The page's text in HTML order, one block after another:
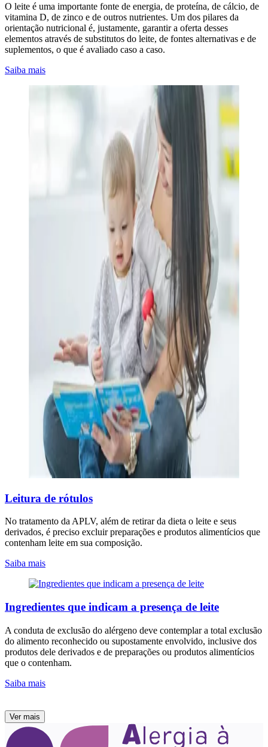
O leite é uma importante fonte de energia, de proteína, de cálcio, de
vitamina D, de zinco e de outros nutrientes. Um dos pilares da
orientação nutricional é, justamente, garantir a oferta desses
elementos através de substitutos do leite, de fontes alternativas e de
suplementos, o que é avaliado caso a caso.
Saiba mais
Leitura de rótulos
No tratamento da APLV, além de retirar da dieta o leite e seus
derivados, é preciso excluir preparações e produtos alimentícios que
contenham leite em sua composição.
Saiba mais
Ingredientes que indicam a presença de leite
A conduta de exclusão do alérgeno deve contemplar a total exclusão
do alimento reconhecido ou supostamente envolvido, inclusive dos
produtos dele derivados e de preparações ou produtos alimentícios
que o contenham.
Saiba mais
Ver mais